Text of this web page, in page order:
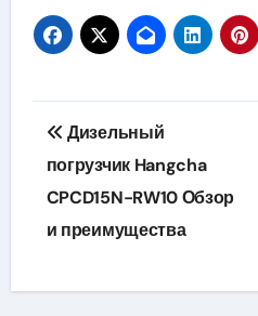
Навигация
по
записям
Дизельный
погрузчик Hangcha
CPCD15N-RW10 Обзор
и преимущества